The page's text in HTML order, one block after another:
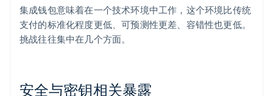
集成钱包意味着在一个技术环境中工作，这个环境比传统
支付的标准化程度更低、可预测性更差、容错性也更低。
挑战往往集中在几个方面。
安全与密钥相关暴露